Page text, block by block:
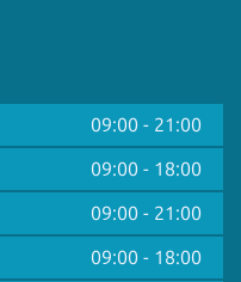
09:00 - 21:00
09:00 - 18:00
09:00 - 21:00
09:00 - 18:00